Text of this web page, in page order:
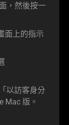
，然後按一
面上的指示
以訪客身分
Mac 版。